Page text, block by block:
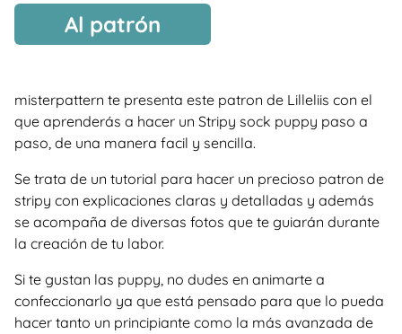
Al patrón
misterpattern te presenta este patron de Lilleliis con el
que aprenderás a hacer un Stripy sock puppy paso a
paso, de una manera facil y sencilla.
Se trata de un tutorial para hacer un precioso patron de
stripy con explicaciones claras y detalladas y además
se acompaña de diversas fotos que te guiarán durante
la creación de tu labor.
Si te gustan las puppy, no dudes en animarte a
confeccionarlo ya que está pensado para que lo pueda
hacer tanto un principiante como la más avanzada de